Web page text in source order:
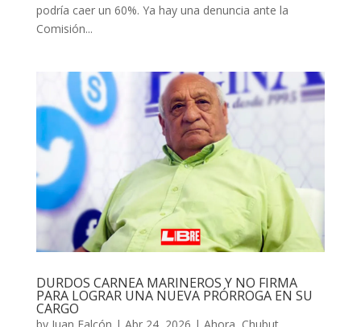
podría caer un 60%. Ya hay una denuncia ante la
Comisión...
DURDOS CARNEA MARINEROS Y NO FIRMA
PARA LOGRAR UNA NUEVA PRÓRROGA EN SU
CARGO